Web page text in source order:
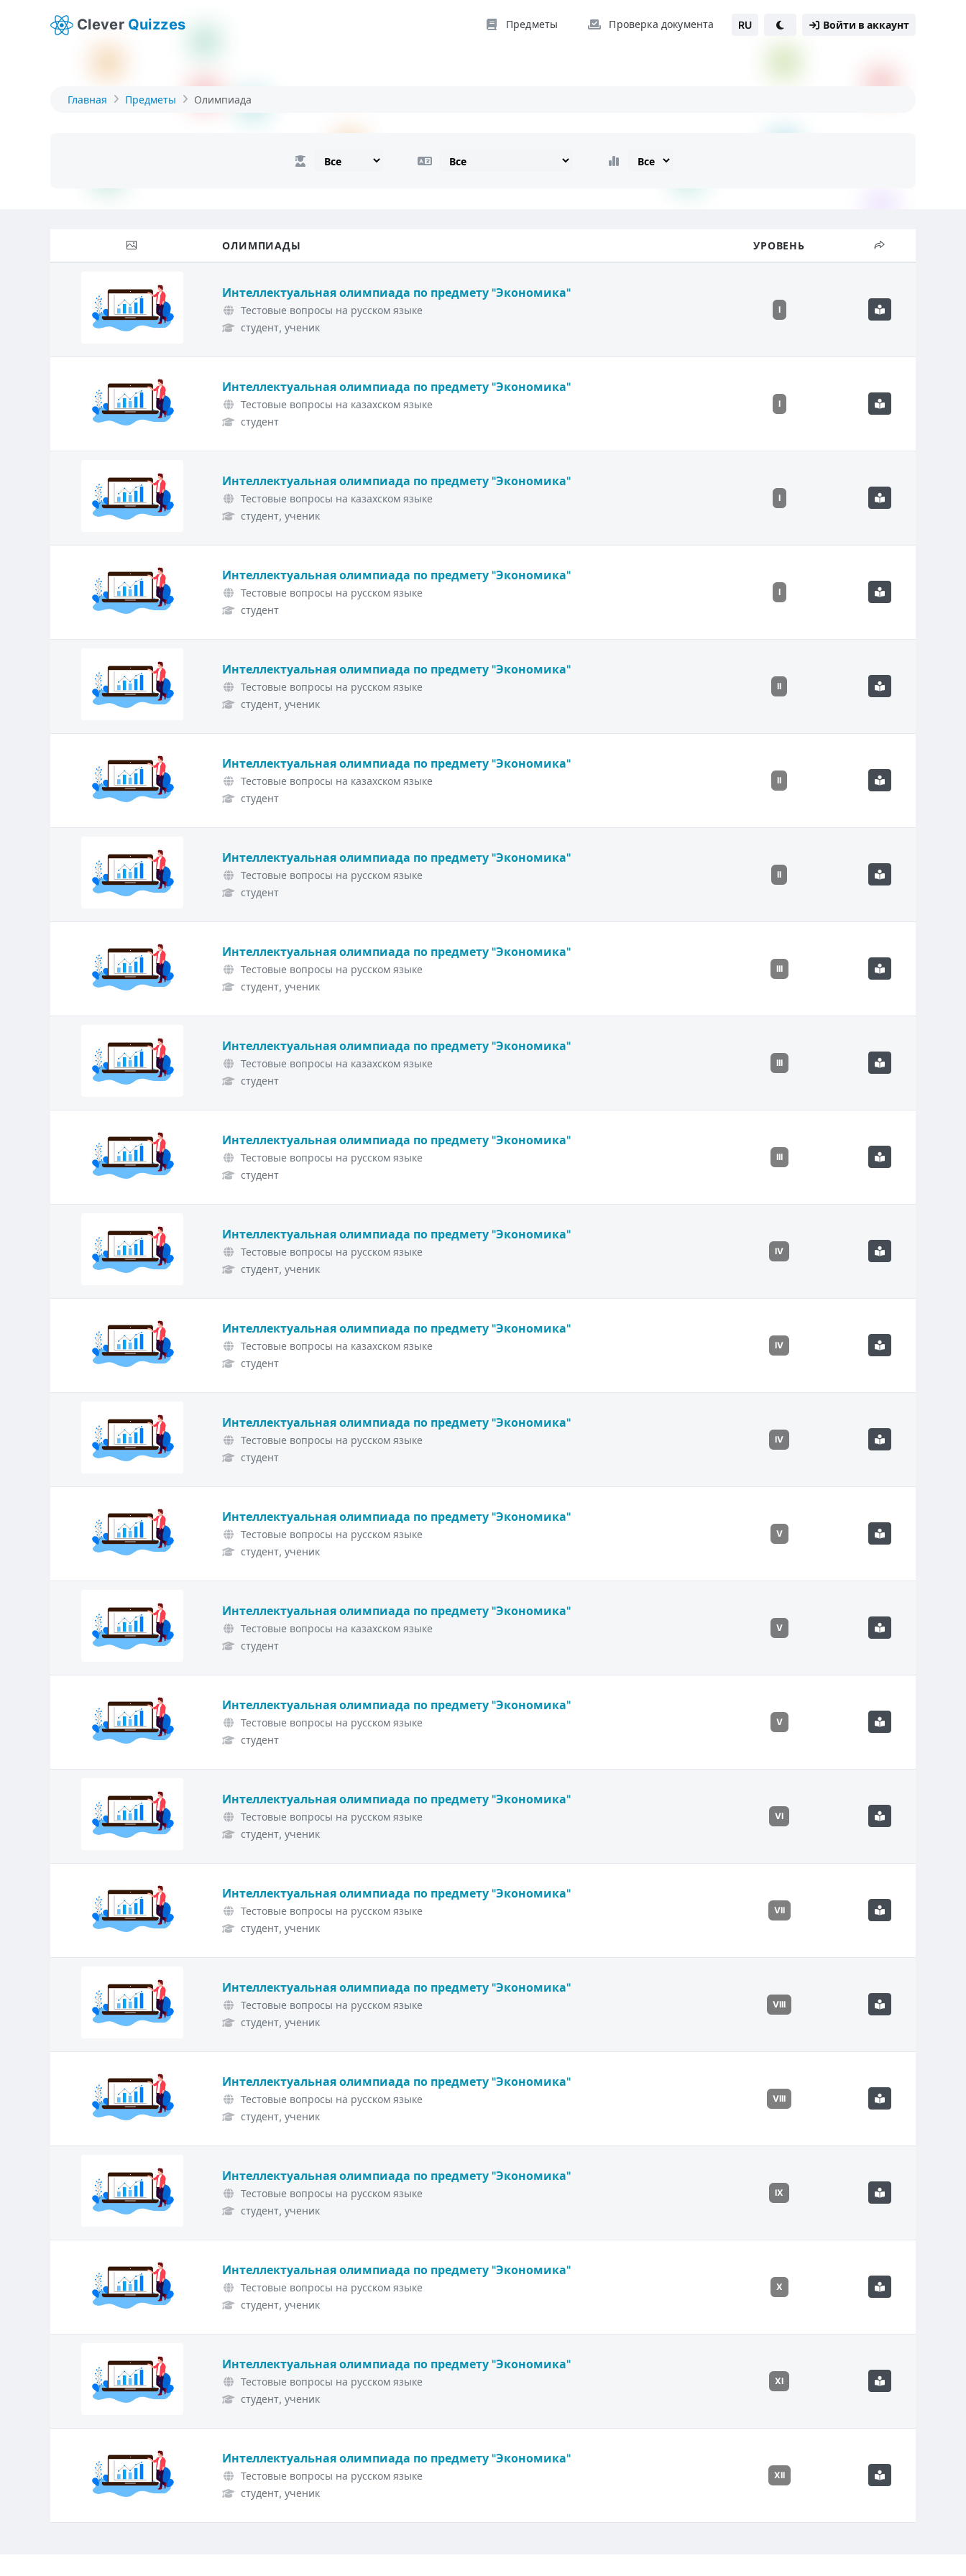
Clever Quizzes Предметы Проверка документа RU Войти в аккаунт
Главная Предметы Олимпиада
ОЛИМПИАДЫ УРОВЕНЬ
Интеллектуальная олимпиада по предмету "Экономика"
Тестовые вопросы на русском языке
студент, ученик
I
Интеллектуальная олимпиада по предмету "Экономика"
Тестовые вопросы на казахском языке
студент
I
Интеллектуальная олимпиада по предмету "Экономика"
Тестовые вопросы на казахском языке
студент, ученик
I
Интеллектуальная олимпиада по предмету "Экономика"
Тестовые вопросы на русском языке
студент
I
Интеллектуальная олимпиада по предмету "Экономика"
Тестовые вопросы на русском языке
студент, ученик
II
Интеллектуальная олимпиада по предмету "Экономика"
Тестовые вопросы на казахском языке
студент
II
Интеллектуальная олимпиада по предмету "Экономика"
Тестовые вопросы на русском языке
студент
II
Интеллектуальная олимпиада по предмету "Экономика"
Тестовые вопросы на русском языке
студент, ученик
III
Интеллектуальная олимпиада по предмету "Экономика"
Тестовые вопросы на казахском языке
студент
III
Интеллектуальная олимпиада по предмету "Экономика"
Тестовые вопросы на русском языке
студент
III
Интеллектуальная олимпиада по предмету "Экономика"
Тестовые вопросы на русском языке
студент, ученик
IV
Интеллектуальная олимпиада по предмету "Экономика"
Тестовые вопросы на казахском языке
студент
IV
Интеллектуальная олимпиада по предмету "Экономика"
Тестовые вопросы на русском языке
студент
IV
Интеллектуальная олимпиада по предмету "Экономика"
Тестовые вопросы на русском языке
студент, ученик
V
Интеллектуальная олимпиада по предмету "Экономика"
Тестовые вопросы на казахском языке
студент
V
Интеллектуальная олимпиада по предмету "Экономика"
Тестовые вопросы на русском языке
студент
V
Интеллектуальная олимпиада по предмету "Экономика"
Тестовые вопросы на русском языке
студент, ученик
VI
Интеллектуальная олимпиада по предмету "Экономика"
Тестовые вопросы на русском языке
студент, ученик
VII
Интеллектуальная олимпиада по предмету "Экономика"
Тестовые вопросы на русском языке
студент, ученик
VIII
Интеллектуальная олимпиада по предмету "Экономика"
Тестовые вопросы на русском языке
студент, ученик
VIII
Интеллектуальная олимпиада по предмету "Экономика"
Тестовые вопросы на русском языке
студент, ученик
IX
Интеллектуальная олимпиада по предмету "Экономика"
Тестовые вопросы на русском языке
студент, ученик
X
Интеллектуальная олимпиада по предмету "Экономика"
Тестовые вопросы на русском языке
студент, ученик
XI
Интеллектуальная олимпиада по предмету "Экономика"
Тестовые вопросы на русском языке
студент, ученик
XII